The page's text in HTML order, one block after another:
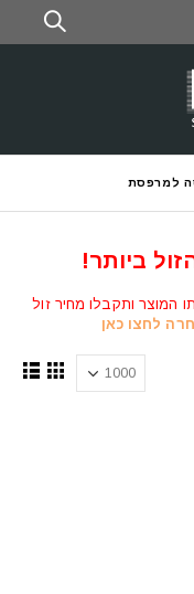
למרפסת
ביותר!
המוצר ותקבלו מחיר זול
לחצו כאן